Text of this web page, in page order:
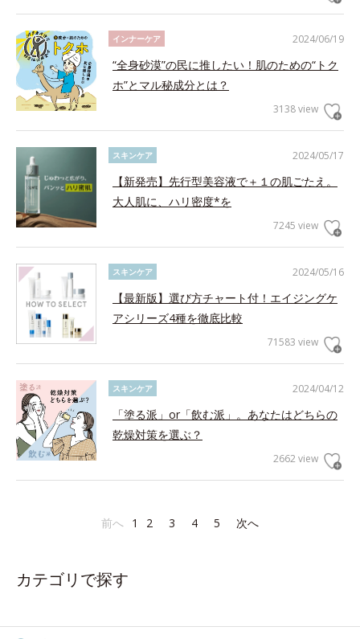
2024/06/19
インナーケア
“全身砂漠”の民に推したい！肌のための“トク
ホ”とマル秘成分とは？
3138 view
2024/05/17
スキンケア
【新発売】先行型美容液で＋１の肌ごたえ。
大人肌に、ハリ密度*を
7245 view
2024/05/16
スキンケア
【最新版】選び方チャート付！エイジングケ
アシリーズ4種を徹底比較
71583 view
2024/04/12
スキンケア
「塗る派」or「飲む派」。あなたはどちらの
乾燥対策を選ぶ？
2662 view
前へ 1 2 3 4 5 次へ
カテゴリで探す